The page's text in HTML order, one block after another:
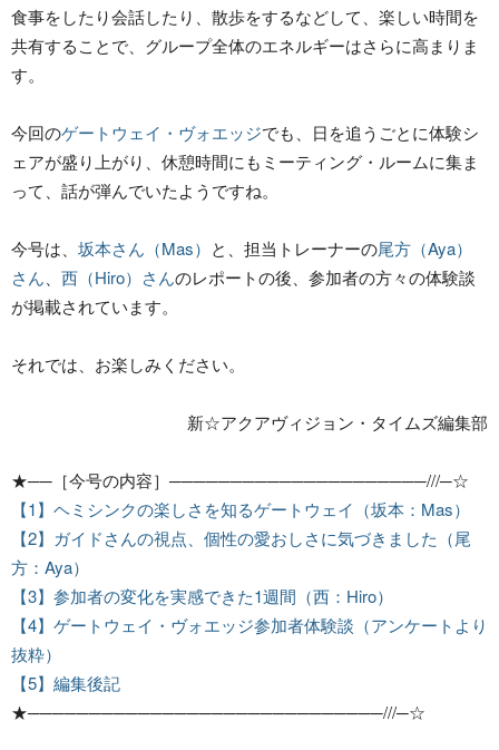
食事をしたり会話したり、散歩をするなどして、楽しい時間を
共有することで、グループ全体のエネルギーはさらに高まりま
す。
今回のゲートウェイ・ヴォエッジでも、日を追うごとに体験シ
ェアが盛り上がり、休憩時間にもミーティング・ルームに集ま
って、話が弾んでいたようですね。
今号は、 坂本さん（Mas） と、担当トレーナーの尾方（Aya）
さん
西（Hiro）さんのレポートの後、参加者の方々の体験談
が掲載されています。
それでは、お楽しみください。
新☆アクアヴィジョン・タイムズ編集部
★──［今号の内容］─────────────────────///─☆
【1】ヘミシンクの楽しさを知るゲートウェイ（坂本：Mas）
【2】ガイドさんの視点、個性の愛おしさに気づきました（尾
方：Aya）
【3】参加者の変化を実感できた1週間（西：Hiro）
【4】ゲートウェイ・ヴォエッジ参加者体験談（アンケートより
抜粋）
【5】編集後記
★─────────────────────────────///─☆